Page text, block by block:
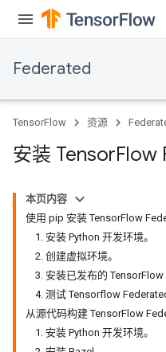
Federated
TensorFlow 资源
安装 TensorFlow
本页内容
使用 pip 安装 TensorFlow
1. 安装 Python 开发环境。
2. 创建虚拟环境。
3. 安装已发布的 TensorFlow
4. 测试 Tensorflow
从源代码构建 TensorFlow
1. 安装 Python 开发环境。